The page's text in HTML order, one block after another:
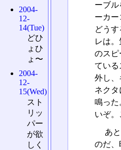
ーブ
ーカー
どう
レは
のスピ
ている
外し、
ネク
鳴った
いぞ。
あ
のだ、
2004-
12-
14(Tue)
どひ
ょひ
ょ〜
2004-
12-
15(Wed)
スト
リッ
パー
が欲
しく